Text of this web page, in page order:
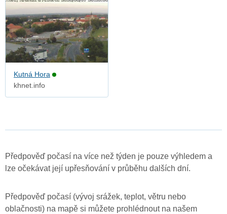
Kutná Hora
khnet.info
Předpověď počasí na více než týden je pouze výhledem a
lze očekávat její upřesňování v průběhu dalších dní.
Předpověď počasí (vývoj srážek, teplot, větru nebo
oblačnosti) na mapě si můžete prohlédnout na našem